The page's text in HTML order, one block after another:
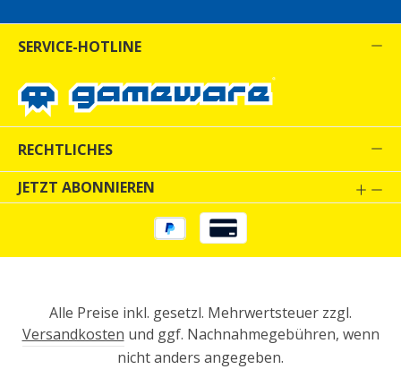
SERVICE-HOTLINE
RECHTLICHES
JETZT ABONNIEREN
Alle Preise inkl. gesetzl. Mehrwertsteuer zzgl.
Versandkosten und ggf. Nachnahmegebühren, wenn
nicht anders angegeben.